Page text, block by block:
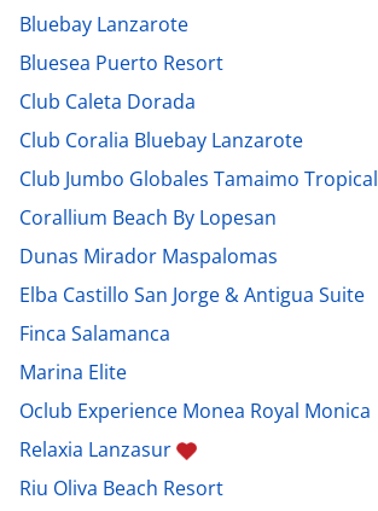
Bluebay Lanzarote
Bluesea Puerto Resort
Club Caleta Dorada
Club Coralia Bluebay Lanzarote
Club Jumbo Globales Tamaimo Tropical
Corallium Beach By Lopesan
Dunas Mirador Maspalomas
Elba Castillo San Jorge & Antigua Suite
Finca Salamanca
Marina Elite
Oclub Experience Monea Royal Monica
Relaxia Lanzasur
Riu Oliva Beach Resort